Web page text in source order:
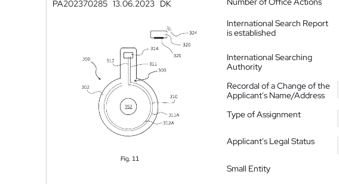
PA202370285 13.06.2023 DK
International Search Report
is established
International Searching
Authority
Recordal of a Change of the
Applicant's Name/Address
Type of Assignment
Applicant's Legal Status
Small Entity